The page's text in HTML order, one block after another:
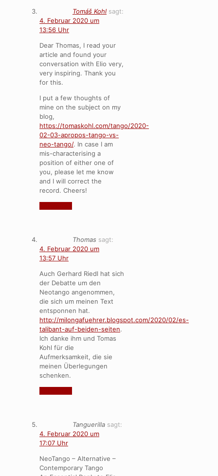
Tomáš Kohl sagt:
4. Februar 2020 um
13:56 Uhr
Dear Thomas, I read your
article and found your
conversation with Elio very,
very inspiring. Thank you
for this.
I put a few thoughts of
mine on the subject on my
blog,
https://tomaskohl.com/tango/2020-
02-03-apropos-tango-vs-
neo-tango/. In case I am
mis-characterising a
position of either one of
you, please let me know
and I will correct the
record. Cheers!
Thomas sagt:
4. Februar 2020 um
13:57 Uhr
Auch Gerhard Riedl hat sich
der Debatte um den
Neotango angenommen,
die sich um meinen Text
entsponnen hat.
http://milongafuehrer.blogspot.com/2020/02/es-
talibant-auf-beiden-seiten.
Ich danke ihm und Tomas
Kohl für die
Aufmerksamkeit, die sie
meinen Überlegungen
schenken.
Tanguerilla sagt:
4. Februar 2020 um
17:07 Uhr
NeoTango – Alternative –
Contemporary Tango